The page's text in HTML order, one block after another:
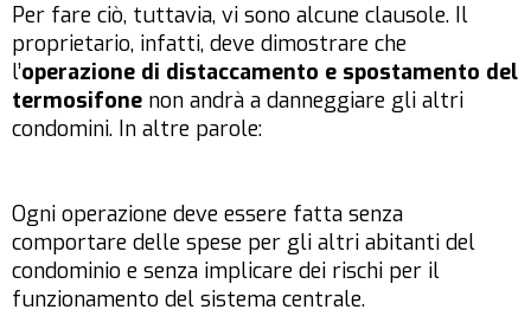
Per fare ciò, tuttavia, vi sono alcune clausole. Il
proprietario, infatti, deve dimostrare che
l’operazione di distaccamento e spostamento del
termosifone non andrà a danneggiare gli altri
condomini. In altre parole:
Ogni operazione deve essere fatta senza
comportare delle spese per gli altri abitanti del
condominio e senza implicare dei rischi per il
funzionamento del sistema centrale.